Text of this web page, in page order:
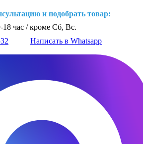
и подобрать товар:
18 час / кроме Сб, Вс.
Написать в Whatsapp